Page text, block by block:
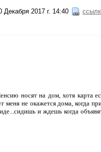
Декабря 2017 г. 14:40
носят на дом, хотя карта
меня не окажется дома, когда
и ждешь когда